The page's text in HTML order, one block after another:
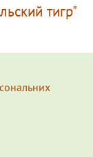
тигр"